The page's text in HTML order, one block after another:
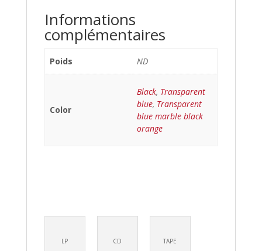
Informations
complémentaires
Poids ND
Color
Black, Transparent
blue, Transparent
blue marble black
orange
LP CD TAPE